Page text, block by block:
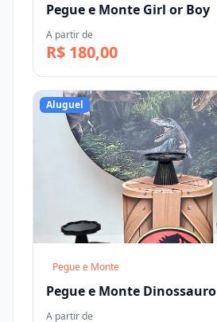
Pegue e Monte Girl or Boy
A partir de
R$ 180,00
Aluguel
Pegue e Monte
Pegue e Monte Dinossauro
A partir de